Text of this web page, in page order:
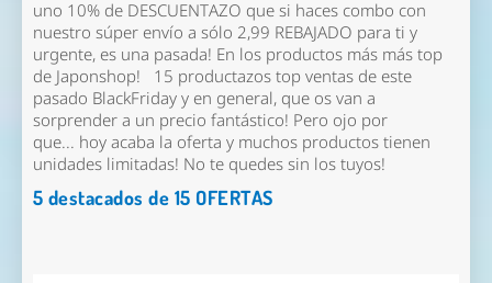
uno 10% de DESCUENTAZO que si haces combo con
nuestro súper envío a sólo 2,99 REBAJADO para ti y
urgente, es una pasada! En los productos más más top
de Japonshop! 15 productazos top ventas de este
pasado BlackFriday y en general, que os van a
sorprender a un precio fantástico! Pero ojo por
que... hoy acaba la oferta y muchos productos tienen
unidades limitadas! No te quedes sin los tuyos!
5 destacados de 15 OFERTAS